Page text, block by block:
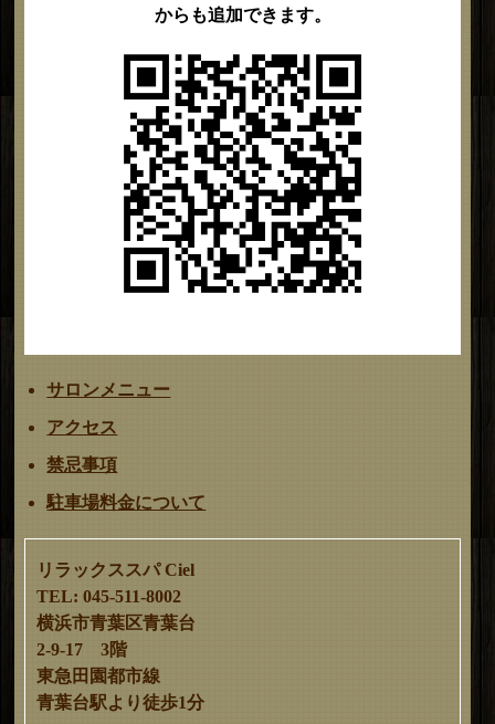
からも追加できます。
サロンメニュー
アクセス
禁忌事項
駐車場料金について
リラックススパ Ciel
TEL: 045-511-8002
横浜市青葉区青葉台
2-9-17 3階
東急田園都市線
青葉台駅より徒歩1分